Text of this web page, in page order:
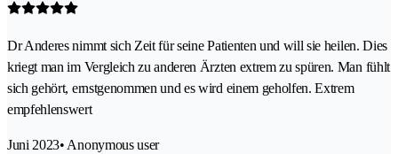
Dr Anderes nimmt sich Zeit für seine Patienten und will sie heilen. Dies
kriegt man im Vergleich zu anderen Ärzten extrem zu spüren. Man fühlt
sich gehört, ernstgenommen und es wird einem geholfen. Extrem
empfehlenswert
Juni 2023• Anonymous user